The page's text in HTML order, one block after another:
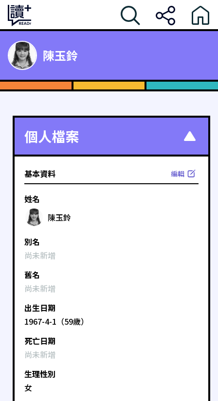
陳玉鈴
個人檔案
基本資料 編輯
姓名
陳玉鈴
別名
尚未新增
舊名
尚未新增
出生日期
1967-4-1（59歲）
死亡日期
尚未新增
生理性別
女